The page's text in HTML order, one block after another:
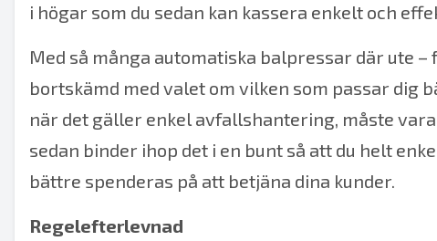
i högar som du sedan kan kassera enkelt och
Med så många automatiska balpressar där ute –
bortskämd med valet om vilken som passar dig
när det gäller enkel avfallshantering, måste vara
sedan binder ihop det i en bunt så att du helt
bättre spenderas på att betjäna dina kunder.
Regelefterlevnad